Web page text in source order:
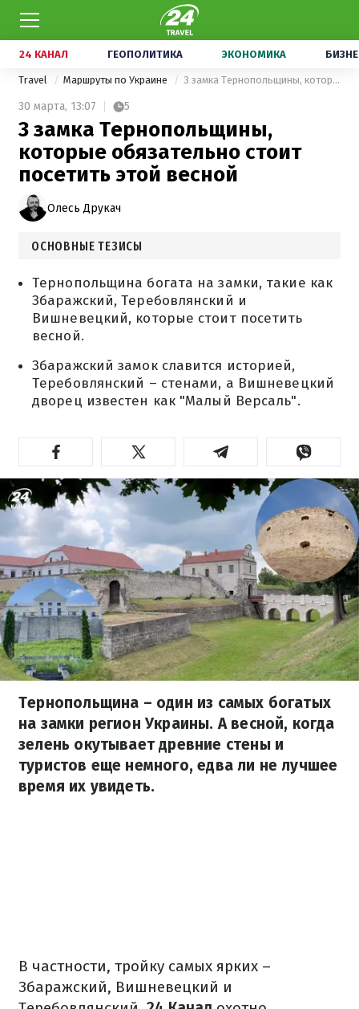
24 КАНАЛ ГЕОПОЛИТИКА ЭКОНОМИКА
Travel Маршруты по Украине 3 замка Тернопольщины, которые обязательно стоит посетить этой весной
30 марта, 13:07 5
3 замка Тернопольщины,
которые обязательно стоит
посетить этой весной
Олесь Друкач
ОСНОВНЫЕ ТЕЗИСЫ
Тернопольщина богата на замки, такие как
Збаражский, Теребовлянский и
Вишневецкий, которые стоит посетить
весной.
Збаражский замок славится историей,
Теребовлянский – стенами, а Вишневецкий
дворец известен как "Малый Версаль".
Тернопольщина – один из самых богатых
на замки регион Украины. А весной, когда
зелень окутывает древние стены и
туристов еще немного, едва ли не лучшее
время их увидеть.
В частности, тройку самых ярких –
Збаражский, Вишневецкий и